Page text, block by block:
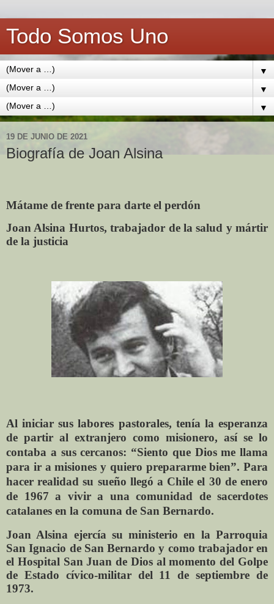
Todo Somos Uno
▼
▼
▼
19 DE JUNIO DE 2021
Biografía de Joan Alsina
Mátame de frente para darte el perdón
Joan Alsina Hurtos, trabajador de la salud y mártir
de la justicia
Al iniciar sus labores pastorales, tenía la esperanza
de partir al extranjero como misionero, así se lo
contaba a sus cercanos: “Siento que Dios me llama
para ir a misiones y quiero prepararme bien”. Para
hacer realidad su sueño llegó a Chile el 30 de enero
de 1967 a vivir a una comunidad de sacerdotes
catalanes en la comuna de San Bernardo.
Joan Alsina ejercía su ministerio en la Parroquia
San Ignacio de San Bernardo y como trabajador en
el Hospital San Juan de Dios al momento del Golpe
de Estado cívico-militar del 11 de septiembre de
1973.